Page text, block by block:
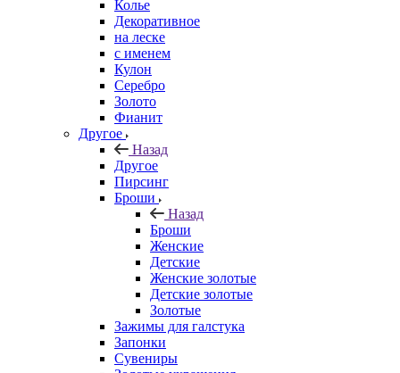
Колье
Декоративное
на леске
с именем
Кулон
Серебро
Золото
Фианит
Другое
Назад
Другое
Пирсинг
Броши
Назад
Броши
Женские
Детские
Женские золотые
Детские золотые
Золотые
Зажимы для галстука
Запонки
Сувениры